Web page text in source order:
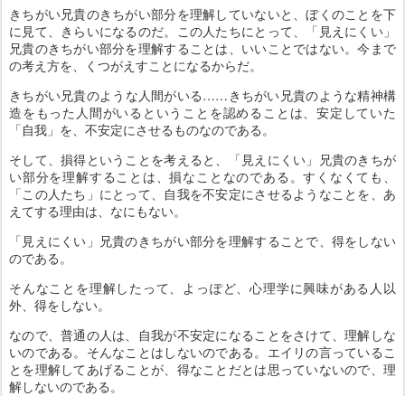
きちがい兄貴のきちがい部分を理解していないと、ぼくのことを下
に見て、きらいになるのだ。この人たちにとって、「見えにくい」
兄貴のきちがい部分を理解することは、いいことではない。今まで
の考え方を、くつがえすことになるからだ。
きちがい兄貴のような人間がいる……きちがい兄貴のような精神構
造をもった人間がいるということを認めることは、安定していた
「自我」を、不安定にさせるものなのである。
そして、損得ということを考えると、「見えにくい」兄貴のきちが
い部分を理解することは、損なことなのである。すくなくても、
「この人たち」にとって、自我を不安定にさせるようなことを、あ
えてする理由は、なにもない。
「見えにくい」兄貴のきちがい部分を理解することで、得をしない
のである。
そんなことを理解したって、よっぽど、心理学に興味がある人以
外、得をしない。
なので、普通の人は、自我が不安定になることをさけて、理解しな
いのである。そんなことはしないのである。エイリの言っているこ
とを理解してあげることが、得なことだとは思っていないので、理
解しないのである。